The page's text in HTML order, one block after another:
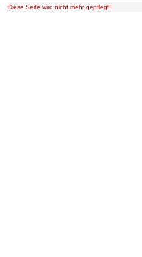
Diese Seite wird nicht mehr gepflegt!